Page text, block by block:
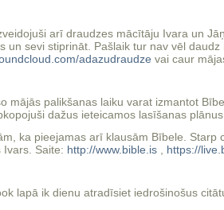
arī draudzes mācītāju Ivara un
un sevi stiprināt. Pašlaik tur nav vēl
adazudraudze vai caur
mājās palikšanas laiku varat izmantot
dažus ieteicamos lasīšanas
ka pieejamas arī klausām Bībele.
Ivars. Saite: http://www.bible.is https://
lapā ik dienu atradīsiet iedrošinošus